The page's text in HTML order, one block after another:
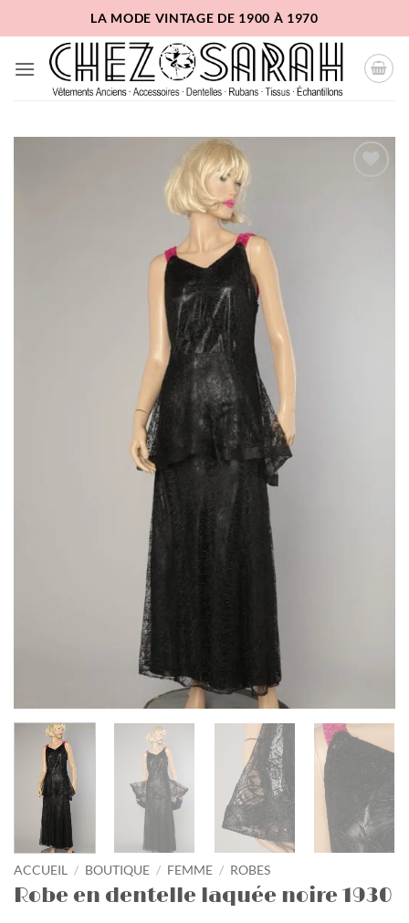
au
contenu
LA MODE VINTAGE DE 1900 À 1970
ACCUEIL / BOUTIQUE / FEMME / ROBES
Robe en dentelle laquée noire 1930